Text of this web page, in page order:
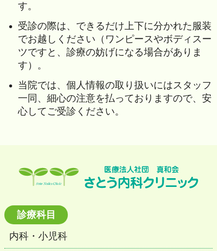
す。
受診の際は、できるだけ上下に分かれた服装
でお越しください（ワンピースやボディスー
ツですと、診療の妨げになる場合がありま
す）。
当院では、個人情報の取り扱いにはスタッフ
一同、細心の注意を払っておりますので、安
心してご受診ください。
診療科目
内科・小児科